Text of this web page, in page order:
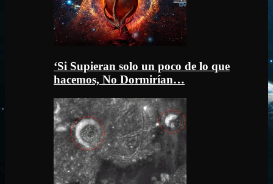
‘Si Supieran solo un poco de lo que
hacemos, No Dormirían…